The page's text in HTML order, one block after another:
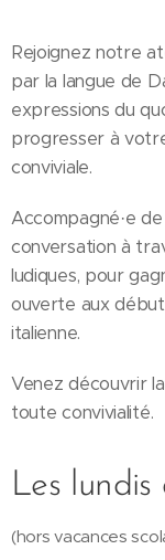
Rejoignez notre
par la langue de
expressions du
progresser à
conviviale.
Accompagné·e
conversation à
ludiques, pour
ouverte aux
italienne.
Venez découvrir
toute convivialité.
Les lundis
(hors vacances